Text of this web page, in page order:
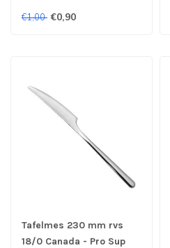
€1,00 €0,90
Tafelmes 230 mm rvs
18/0 Canada - Pro Sup